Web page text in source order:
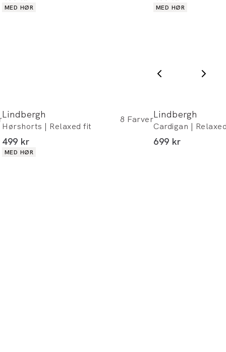
Produkt egenskaber
MED HØR Produkt
MED HØR
Lindbergh
Hørshorts | Relaxed fit
8 Farver
I alt (inkl. rabat)
499 kr
Produkt egenskaber
MED HØR
Lindbergh
Cardigan |
I alt (inkl. rabat)
699 kr